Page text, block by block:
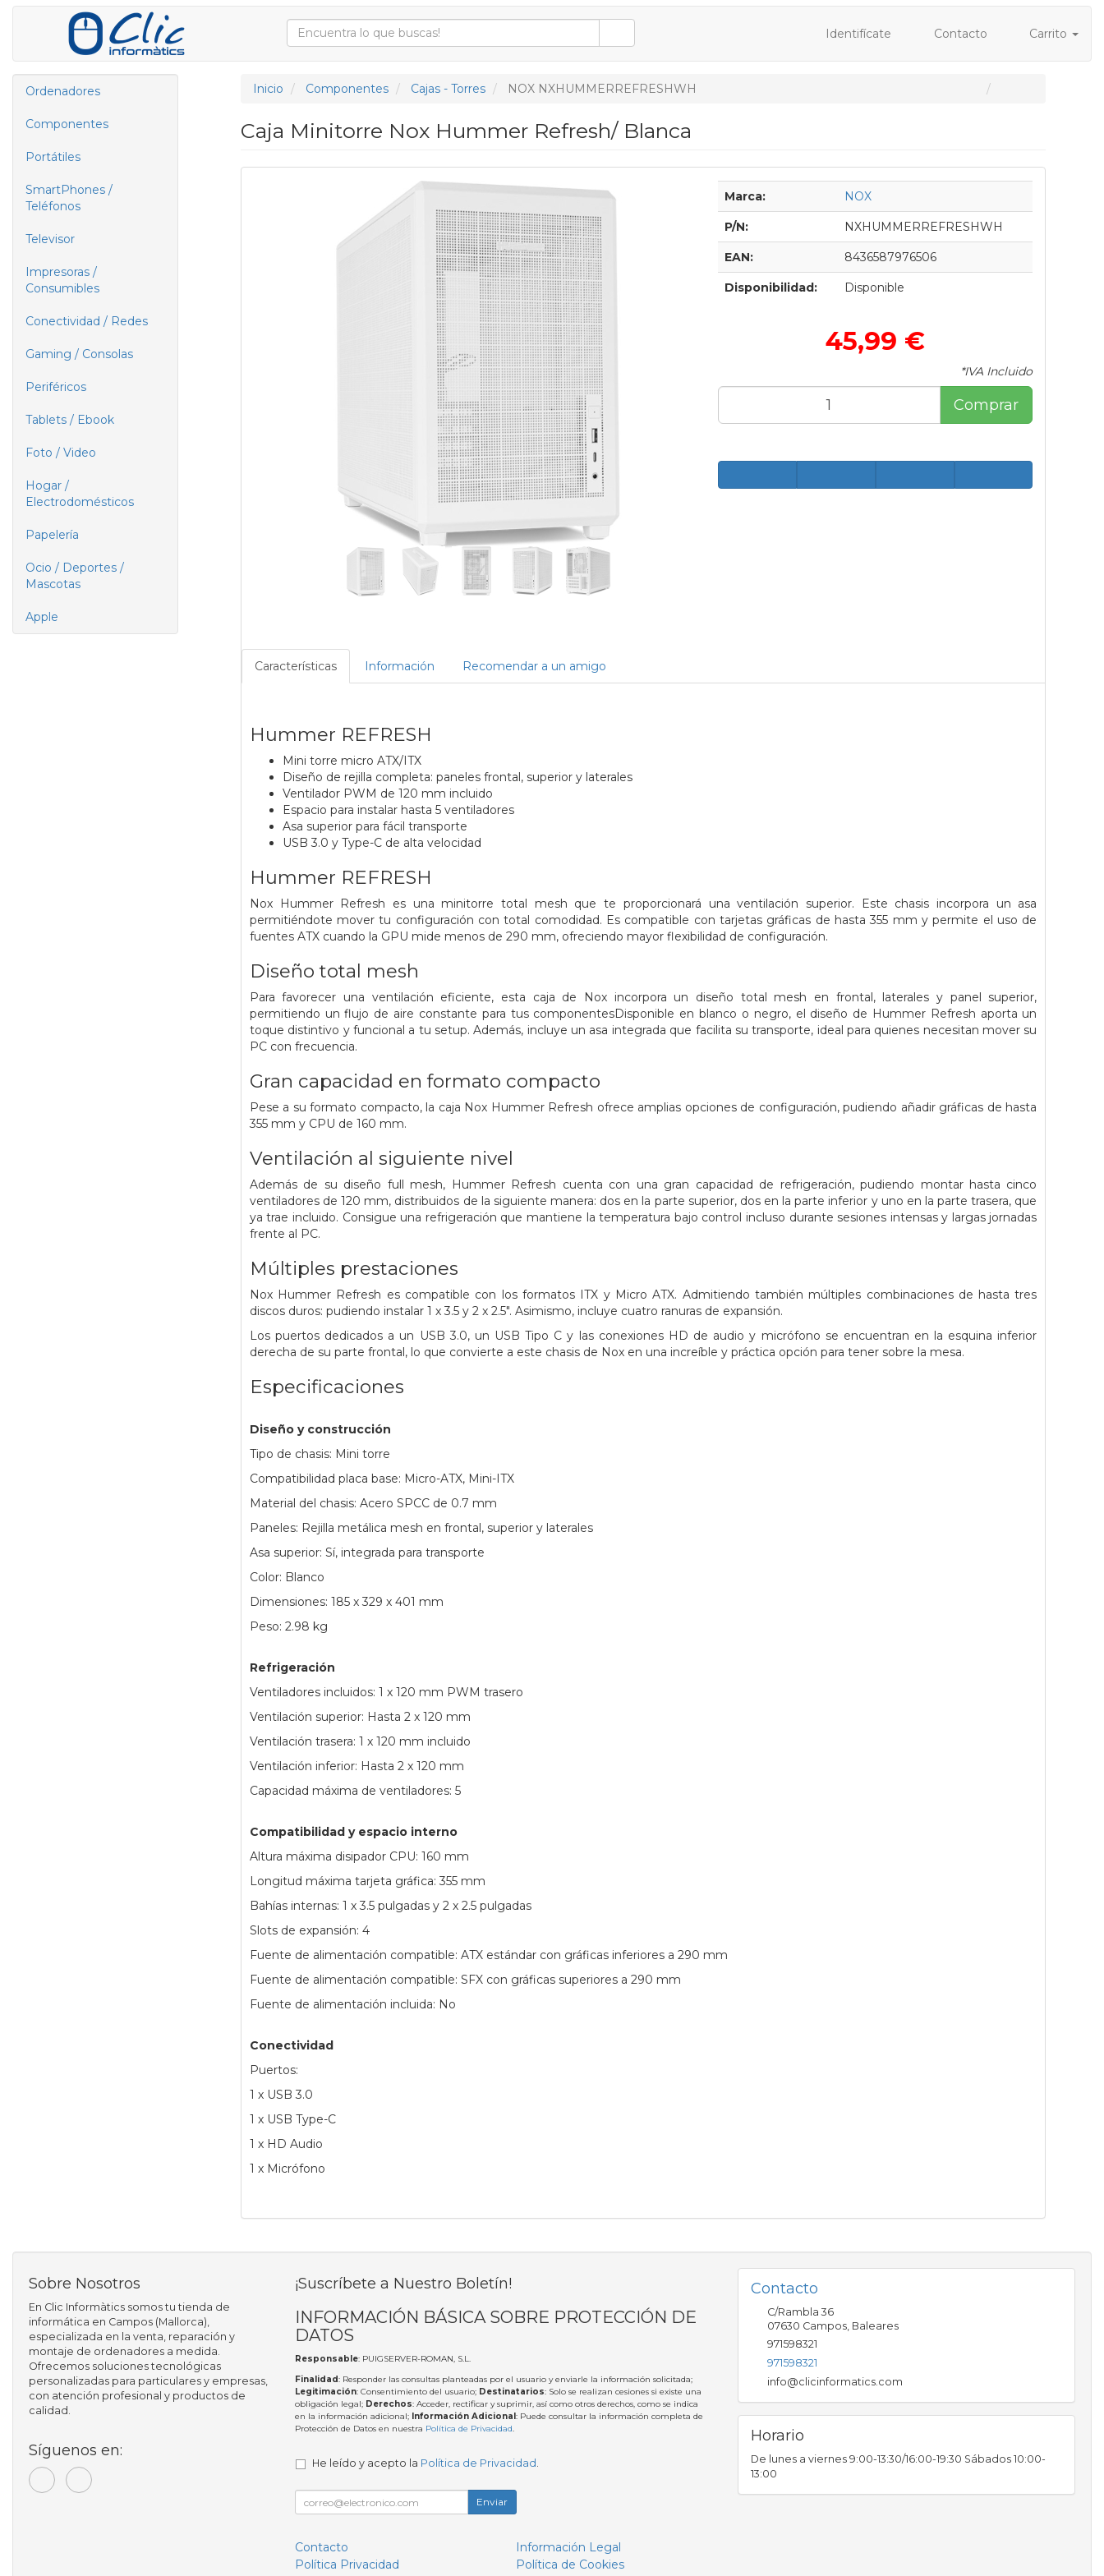
Identifícate Contacto Carrito
Ordenadores
Componentes
Portátiles
SmartPhones /
Teléfonos
Televisor
Impresoras /
Consumibles
Conectividad / Redes
Gaming / Consolas
Periféricos
Tablets / Ebook
Foto / Video
Hogar /
Electrodomésticos
Papelería
Ocio / Deportes /
Mascotas
Apple
Inicio Componentes Cajas - Torres NOX NXHUMMERREFRESHWH
Caja Minitorre Nox Hummer Refresh/ Blanca
Marca: NOX
P/N: NXHUMMERREFRESHWH
EAN: 8436587976506
Disponibilidad: Disponible
45,99 €
*IVA Incluido
Comprar
Características Información Recomendar a un amigo
Hummer REFRESH
Mini torre micro ATX/ITX
Diseño de rejilla completa: paneles frontal, superior y laterales
Ventilador PWM de 120 mm incluido
Espacio para instalar hasta 5 ventiladores
Asa superior para fácil transporte
USB 3.0 y Type-C de alta velocidad
Hummer REFRESH
Nox Hummer Refresh es una minitorre total mesh que te proporcionará una ventilación superior. Este chasis incorpora un asa
permitiéndote mover tu configuración con total comodidad. Es compatible con tarjetas gráficas de hasta 355 mm y permite el uso de
fuentes ATX cuando la GPU mide menos de 290 mm, ofreciendo mayor flexibilidad de configuración.
Diseño total mesh
Para favorecer una ventilación eficiente, esta caja de Nox incorpora un diseño total mesh en frontal, laterales y panel superior,
permitiendo un flujo de aire constante para tus componentesDisponible en blanco o negro, el diseño de Hummer Refresh aporta un
toque distintivo y funcional a tu setup. Además, incluye un asa integrada que facilita su transporte, ideal para quienes necesitan mover su
PC con frecuencia.
Gran capacidad en formato compacto
Pese a su formato compacto, la caja Nox Hummer Refresh ofrece amplias opciones de configuración, pudiendo añadir gráficas de hasta
355 mm y CPU de 160 mm.
Ventilación al siguiente nivel
Además de su diseño full mesh, Hummer Refresh cuenta con una gran capacidad de refrigeración, pudiendo montar hasta cinco
ventiladores de 120 mm, distribuidos de la siguiente manera: dos en la parte superior, dos en la parte inferior y uno en la parte trasera, que
ya trae incluido. Consigue una refrigeración que mantiene la temperatura bajo control incluso durante sesiones intensas y largas jornadas
frente al PC.
Múltiples prestaciones
Nox Hummer Refresh es compatible con los formatos ITX y Micro ATX. Admitiendo también múltiples combinaciones de hasta tres
discos duros: pudiendo instalar 1 x 3.5 y 2 x 2.5". Asimismo, incluye cuatro ranuras de expansión.
Los puertos dedicados a un USB 3.0, un USB Tipo C y las conexiones HD de audio y micrófono se encuentran en la esquina inferior
derecha de su parte frontal, lo que convierte a este chasis de Nox en una increíble y práctica opción para tener sobre la mesa.
Especificaciones
Diseño y construcción
Tipo de chasis: Mini torre
Compatibilidad placa base: Micro-ATX, Mini-ITX
Material del chasis: Acero SPCC de 0.7 mm
Paneles: Rejilla metálica mesh en frontal, superior y laterales
Asa superior: Sí, integrada para transporte
Color: Blanco
Dimensiones: 185 x 329 x 401 mm
Peso: 2.98 kg
Refrigeración
Ventiladores incluidos: 1 x 120 mm PWM trasero
Ventilación superior: Hasta 2 x 120 mm
Ventilación trasera: 1 x 120 mm incluido
Ventilación inferior: Hasta 2 x 120 mm
Capacidad máxima de ventiladores: 5
Compatibilidad y espacio interno
Altura máxima disipador CPU: 160 mm
Longitud máxima tarjeta gráfica: 355 mm
Bahías internas: 1 x 3.5 pulgadas y 2 x 2.5 pulgadas
Slots de expansión: 4
Fuente de alimentación compatible: ATX estándar con gráficas inferiores a 290 mm
Fuente de alimentación compatible: SFX con gráficas superiores a 290 mm
Fuente de alimentación incluida: No
Conectividad
Puertos:
1 x USB 3.0
1 x USB Type-C
1 x HD Audio
1 x Micrófono
Sobre Nosotros
En Clic Informàtics somos tu tienda de
informática en Campos (Mallorca),
especializada en la venta, reparación y
montaje de ordenadores a medida.
Ofrecemos soluciones tecnológicas
personalizadas para particulares y empresas,
con atención profesional y productos de
calidad.
Síguenos en:
¡Suscríbete a Nuestro Boletín!
INFORMACIÓN BÁSICA SOBRE PROTECCIÓN DE
DATOS
Responsable: PUIGSERVER-ROMAN, S.L.
Finalidad: Responder las consultas planteadas por el usuario y enviarle la información solicitada;
Legitimación: Consentimiento del usuario; Destinatarios: Solo se realizan cesiones si existe una
obligación legal; Derechos: Acceder, rectificar y suprimir, así como otros derechos, como se indica
en la información adicional; Información Adicional : Puede consultar la información completa de
Protección de Datos en nuestra Política de Privacidad.
He leído y acepto la Política de Privacidad .
Enviar
Contacto
Información Legal
Política Privacidad
Política de Cookies
Contacto
C/Rambla 36
07630 Campos, Baleares
971598321
971598321
info@clicinformatics.com
Horario
De lunes a viernes 9:00-13:30/16:00-19:30 Sábados 10:00-
13:00